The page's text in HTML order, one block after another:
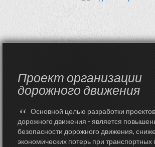
Проект организации
дорожного движения
“ Основной целью разработки
дорожного движения - является
безопасности дорожного движения,
экономических потерь при транспортных